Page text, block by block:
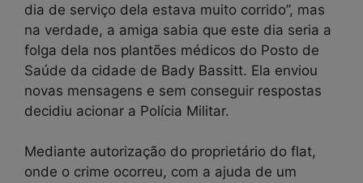
dia de serviço dela estava muito corrido”, mas
na verdade, a amiga sabia que este dia seria a
folga dela nos plantões médicos do Posto de
Saúde da cidade de Bady Bassitt. Ela enviou
novas mensagens e sem conseguir respostas
decidiu acionar a Polícia Militar.
Mediante autorização do proprietário do flat,
onde o crime ocorreu, com a ajuda de um